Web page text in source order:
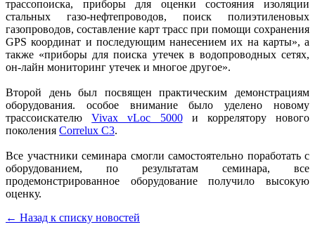
трассопоиска, приборы для оценки состояния изоляции
стальных газо-нефтепроводов, поиск полиэтиленовых
газопроводов, составление карт трасс при помощи сохранения
GPS координат и последующим нанесением их на карты», а
также «приборы для поиска утечек в водопроводных сетях,
он-лайн мониторинг утечек и многое другое».
Второй день был посвящен практическим демонстрациям
оборудования. особое внимание было уделено новому
трассоискателюVivax vLoc 5000и коррелятору нового
поколения Correlux C3.
Все участники семинара смогли самостоятельно поработать с
оборудованием, по результатам семинара, все
продемонстрированное оборудование получило высокую
оценку.
← Назад к списку новостей